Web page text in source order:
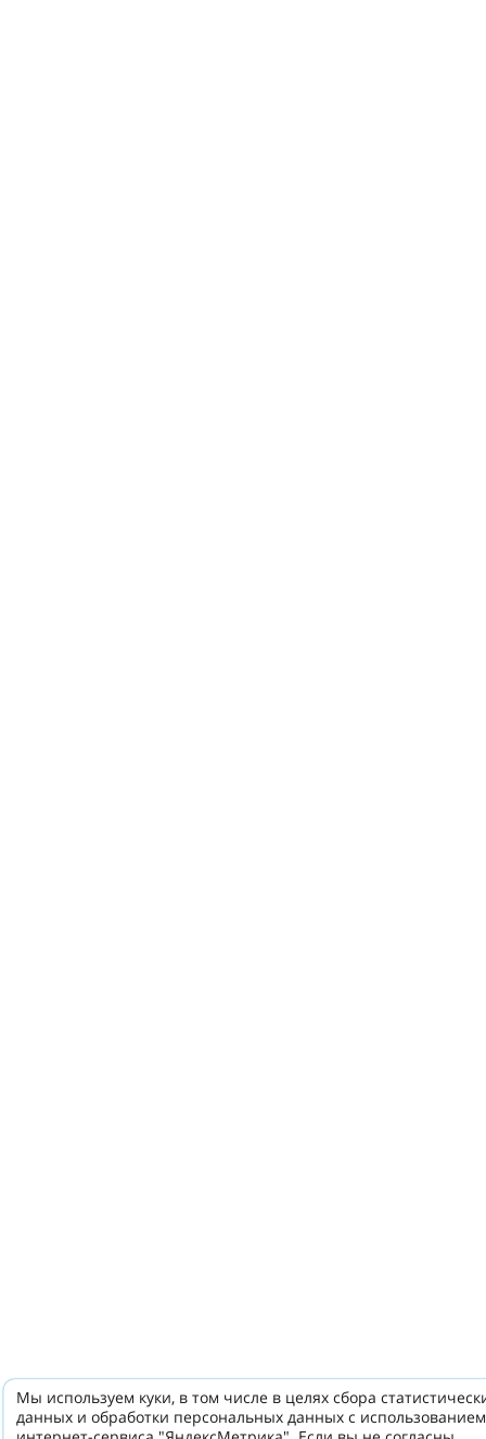
Мы используем куки, в том числе в целях сбора
данных и обработки персональных данных с использованием